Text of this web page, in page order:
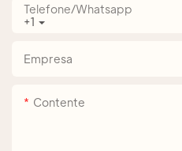
+1
Telefone/whatsapp
Empresa
Contente